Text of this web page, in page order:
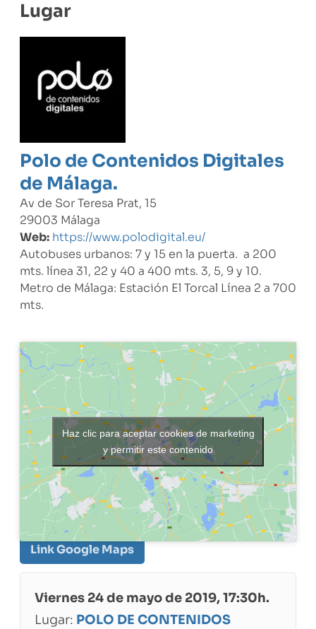
Lugar
Polo de Contenidos Digitales
de Málaga.
Av de Sor Teresa Prat, 15
29003 Málaga
Web: https://www.polodigital.eu/
Autobuses urbanos: 7 y 15 en la puerta. a 200
mts. línea 31, 22 y 40 a 400 mts. 3, 5, 9 y 10.
Metro de Málaga: Estación El Torcal Línea 2 a 700
mts.
Haz clic para aceptar cookies de marketing
y permitir este contenido
Link Google Maps
Viernes 24 de mayo de 2019, 17:30h.
Lugar: POLO DE CONTENIDOS